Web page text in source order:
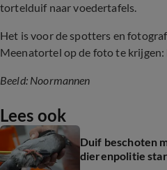
tortelduif naar voedertafels.
Het is voor de spotters en
Meenatortel op de foto te krijgen:
Beeld: Noormannen
Lees ook
Duif beschoten
dierenpolitie